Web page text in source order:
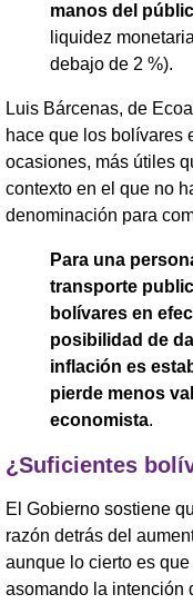
manos del
liquidez
debajo de 2 %).
Luis Bárcenas, de
hace que los bolívares
ocasiones, más útiles
contexto en el que no
denominación para
Para una
transporte
bolívares en
posibilidad de
inflación es
pierde menos
economista.
¿Suficientes
El Gobierno sostiene
razón detrás del
aunque lo cierto es
asomando la intención